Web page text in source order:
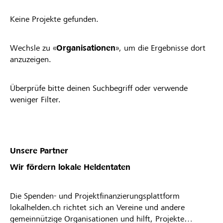
Keine Projekte gefunden.
Wechsle zu «Organisationen», um die Ergebnisse dort
anzuzeigen.
Überprüfe bitte deinen Suchbegriff oder verwende
weniger Filter.
Unsere Partner
Wir fördern lokale Heldentaten
Die Spenden- und Projektfinanzierungsplattform
lokalhelden.ch richtet sich an Vereine und andere
gemeinnützige Organisationen und hilft, Projekte